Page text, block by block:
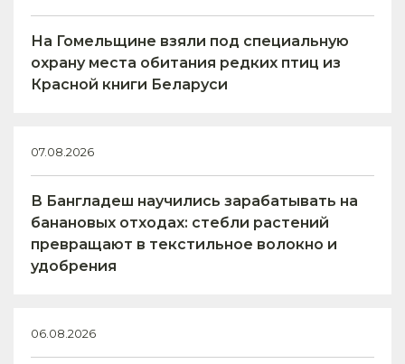
На Гомельщине взяли под специальную
охрану места обитания редких птиц из
Красной книги Беларуси
07.08.2026
В Бангладеш научились зарабатывать на
банановых отходах: стебли растений
превращают в текстильное волокно и
удобрения
06.08.2026